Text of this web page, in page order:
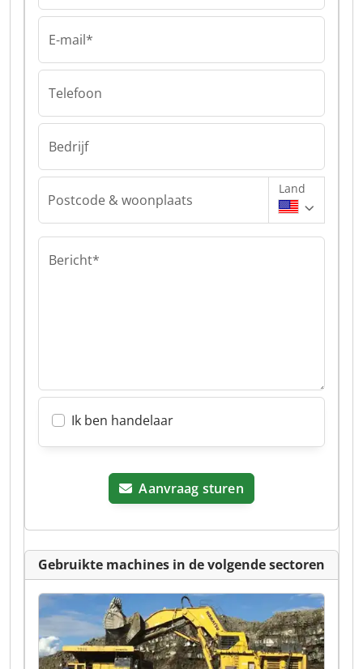
E-mail*
Telefoon
Bedrijf
Postcode & woonplaats
Land
Bericht*
Ik ben handelaar
Aanvraag sturen
Gebruikte machines in de volgende sectoren